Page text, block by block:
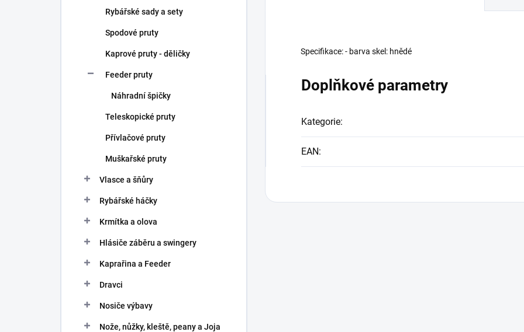
Rybářské sady a sety
Spodové pruty
Kaprové pruty - děličky
Feeder pruty
Náhradní špičky
Teleskopické pruty
Přívlačové pruty
Muškařské pruty
Vlasce a šňůry
Rybářské háčky
Krmítka a olova
Hlásiče záběru a swingery
Kaprařina a Feeder
Dravci
Nosiče výbavy
Nože, nůžky, kleště, peany a Joja
Specifikace: - barva skel: hnědé
Doplňkové parametry
Kategorie:
EAN: